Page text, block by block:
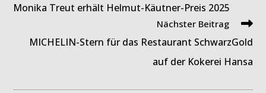
ansehen
Monika Treut erhält Helmut-Käutner-Preis 2025
Nächster Beitrag
MICHELIN-Stern für das Restaurant SchwarzGold
auf der Kokerei Hansa